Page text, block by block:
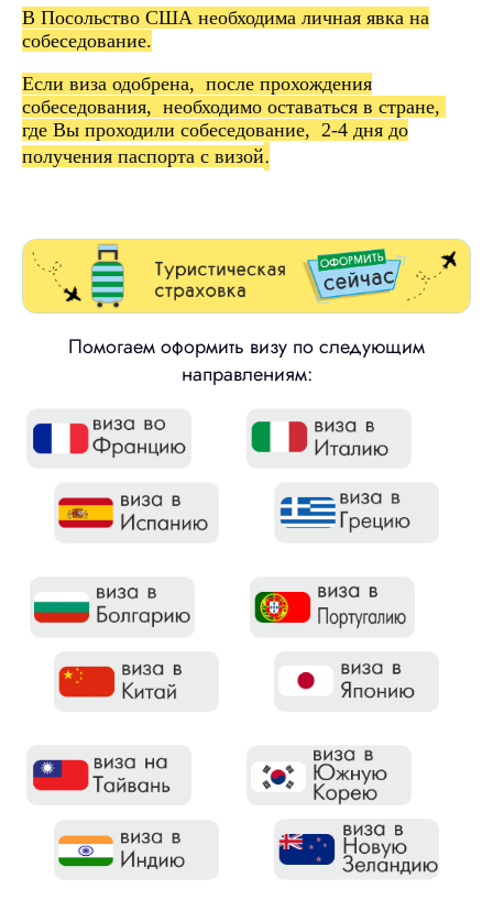
В Посольство США необходима личная явка на
собеседование.
Если виза одобрена, после прохождения
собеседования, необходимо оставаться в стране,
где Вы проходили собеседование, 2-4 дня до
получения паспорта с визой.
Помогаем оформить визу по следующим
направлениям: